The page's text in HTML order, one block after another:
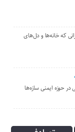
که خانه‌ها و دل‌های
حوزه ایمنی سازه‌ها